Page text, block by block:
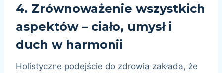
4. Zrównoważenie wszystkich
aspektów – ciało, umysł i
duch w harmonii
Holistyczne podejście do zdrowia zakłada, że